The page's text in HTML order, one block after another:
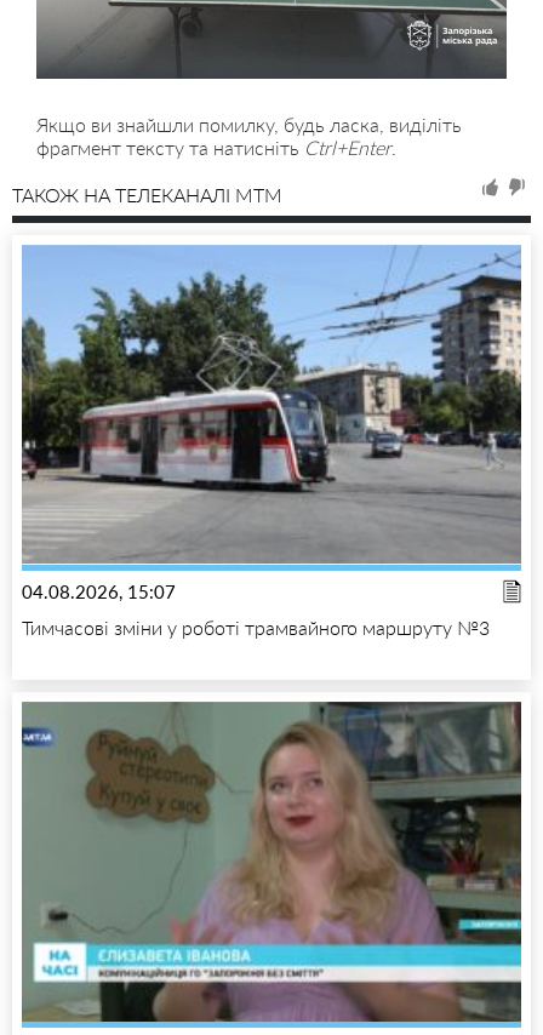
Якщо ви знайшли помилку, будь ласка, виділіть
фрагмент тексту та натисніть Ctrl+Enter.
ТАКОЖ НА ТЕЛЕКАНАЛІ MTM
04.08.2026, 15:07
Тимчасові зміни у роботі трамвайного маршруту №3